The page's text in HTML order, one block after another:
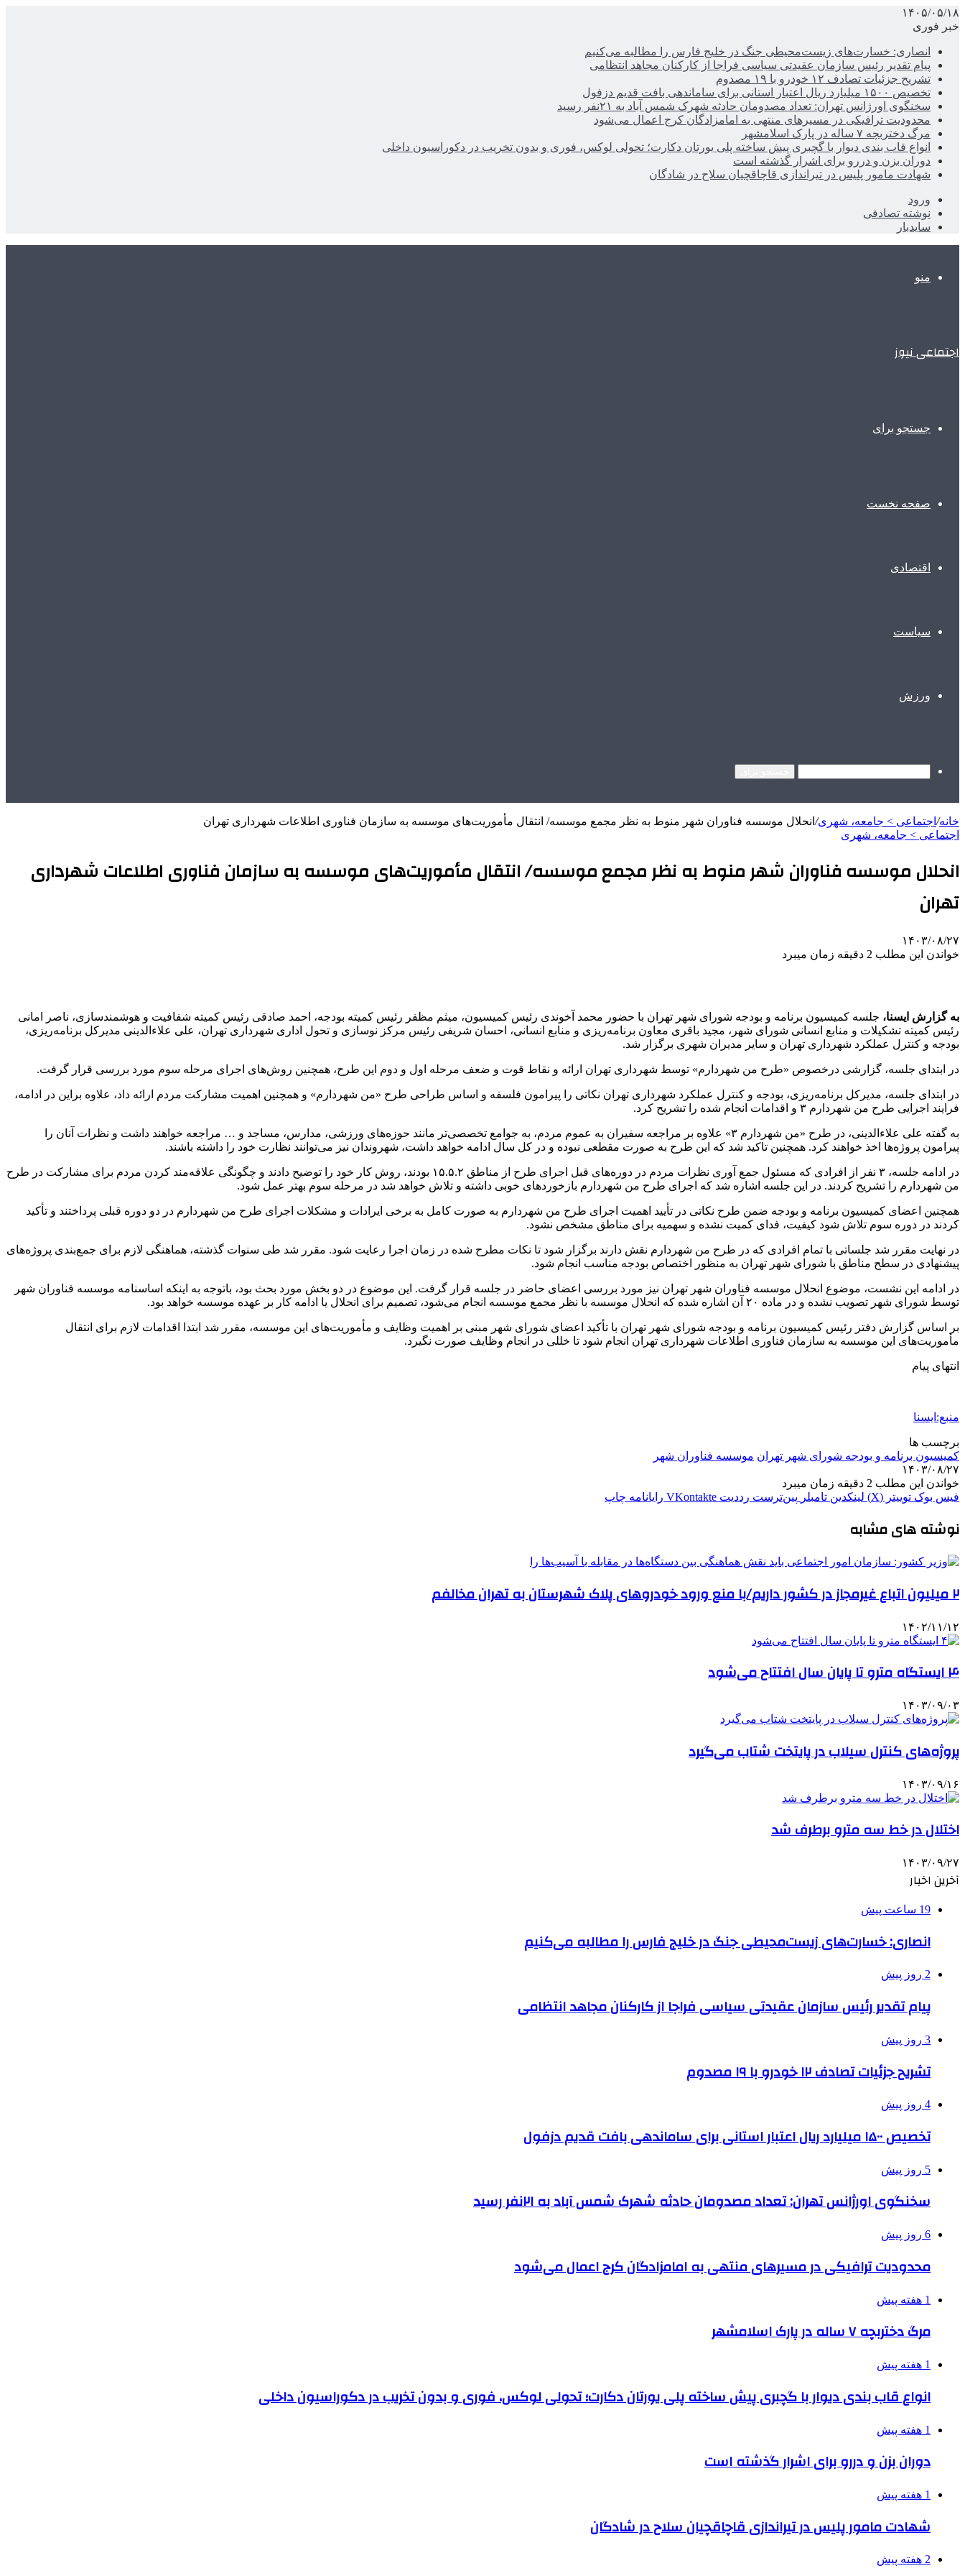
۱۴۰۵/۰۵/۱۸
خبر فوری
انصاری: خسارت‌های زیست‌محیطی جنگ در خلیج فارس را مطالبه‌ می‌کنیم
پیام تقدیر رئیس سازمان عقیدتی سیاسی فراجا از کارکنان مجاهد انتظامی
تشریح جزئیات تصادف ۱۲ خودرو با ۱۹ مصدوم
تخصیص ۱۵۰۰ میلیارد ریال اعتبار استانی برای ساماندهی بافت قدیم دزفول
سخنگوی اورژانس تهران: تعداد مصدومان حادثه شهرک شمس آباد به ۲۱نفر رسید
محدودیت ترافیکی در مسیرهای منتهی به امامزادگان کرج اعمال می‌شود
مرگ دختربچه ۷ ساله در پارک اسلامشهر
انواع قاب بندی دیوار با گچبری پیش ساخته پلی یورتان دکارت؛ تحولی لوکس، فوری و بدون تخریب در دکوراسیون داخلی
دوران بزن و دررو برای اشرار گذشته است
شهادت مامور پلیس در تیراندازی قاچاقچیان سلاح در شادگان
ورود
نوشته تصادفی
سایدبار
منو
اجتماعی نیوز
جستجو برای
صفحه نخست
اقتصادی
سیاست
ورزش
خانه/ اجتماعی > جامعه، شهری/ انحلال موسسه فناوران شهر منوط به نظر مجمع موسسه/ انتقال مأموریت‌های موسسه به سازمان فناوری اطلاعات شهرداری تهران
اجتماعی > جامعه، شهری
انحلال موسسه فناوران شهر منوط به نظر مجمع موسسه/ انتقال مأموریت‌های موسسه به سازمان فناوری اطلاعات شهرداری
تهران
۱۴۰۳/۰۸/۲۷
خواندن این مطلب 2 دقیقه زمان میبرد
به گزارش ایسنا، جلسه کمیسیون برنامه‌ و بودجه شورای شهر تهران با حضور محمد آخوندی رئیس کمیسیون، میثم مظفر رئیس کمیته بودجه، احمد صادقی رئیس کمیته شفافیت و هوشمندسازی، ناصر امانی
رئیس کمیته تشکیلات و منابع انسانی شورای شهر، مجید باقری معاون برنامه‌ریزی و منابع انسانی، احسان شریفی رئیس مرکز نوسازی و تحول اداری شهرداری تهران، علی علاءالدینی مدیرکل برنامه‌ریزی،
بودجه و کنترل عملکرد شهرداری تهران و سایر مدیران شهری برگزار شد.
در ابتدای جلسه، گزارشی درخصوص «طرح من شهردارم» توسط شهرداری تهران ارائه و نقاط قوت و ضعف مرحله اول و دوم این طرح، همچنین روش‌های اجرای مرحله سوم مورد بررسی قرار گرفت.
در ابتدای جلسه، مدیرکل برنامه‌ریزی، بودجه و کنترل عملکرد شهرداری تهران نکاتی را پیرامون فلسفه و اساس طراحی طرح «من شهردارم» و همچنین اهمیت مشارکت مردم ارائه داد، علاوه براین در ادامه،
فرایند اجرایی طرح من شهردارم ۳ و اقدامات انجام شده را تشریح کرد.
به گفته علی علاءالدینی، در طرح «من شهردارم ۳» علاوه بر مراجعه سفیران به عموم مردم، به جوامع تخصصی‌تر مانند حوزه‌های ورزشی، مدارس، مساجد و … مراجعه خواهند داشت و نظرات آنان را
پیرامون پروژه‌ها اخذ خواهند کرد. همچنین تاکید شد که این طرح به صورت مقطعی نبوده و در کل سال ادامه خواهد داشت، شهروندان نیز می‌توانند نظارت خود را داشته باشند.
در ادامه جلسه، ۳ نفر از افرادی که مسئول جمع آوری نظرات مردم در دوره‌های قبل اجرای طرح از مناطق ۱۵.۵.۲ بودند، روش کار خود را توضیح دادند و چگونگی علاقه‌مند کردن مردم برای مشارکت در طرح
من شهردارم را تشریح کردند. در این جلسه اشاره شد که اجرای طرح من شهردارم بازخوردهای خوبی داشته و تلاش خواهد شد در مرحله سوم بهتر عمل شود.
همچنین اعضای کمیسیون برنامه و بودجه ضمن طرح نکاتی در تأیید اهمیت اجرای طرح من شهردارم به صورت کامل به برخی ایرادات و مشکلات اجرای طرح من شهردارم در دو دوره قبلی پرداختند و تأکید
کردند در دوره سوم تلاش شود کیفیت، فدای کمیت نشده و سهمیه برای مناطق مشخص نشود.
در نهایت مقرر شد جلساتی با تمام افرادی که در طرح من شهردارم نقش دارند برگزار شود تا نکات مطرح شده در زمان اجرا رعایت شود. مقرر شد طی سنوات گذشته، هماهنگی لازم برای جمع‌بندی ‌پروژه‌های
پیشنهادی در سطح مناطق با شورای شهر تهران به منظور اختصاص بودجه مناسب انجام شود.
در ادامه این نشست، موضوع انحلال موسسه فناوران شهر تهران نیز مورد بررسی اعضای حاضر در جلسه قرار گرفت. این موضوع در دو بخش مورد بحث بود، باتوجه به اینکه اساسنامه موسسه فناوران شهر
توسط شورای شهر تصویب نشده و در ماده ۲۰ آن اشاره شده که انحلال موسسه با نظر مجمع موسسه انجام می‌شود، تصمیم برای انحلال یا ادامه کار بر عهده موسسه خواهد بود.
بر اساس گزارش دفتر رئیس کمیسیون برنامه‌ و بودجه شورای شهر تهران با تأکید اعضای شورای شهر مبنی بر اهمیت وظایف و مأموریت‌های این موسسه، مقرر شد ابتدا اقدامات لازم برای انتقال
مأموریت‌های این موسسه به سازمان فناوری اطلاعات شهرداری تهران انجام شود تا خللی در انجام وظایف صورت نگیرد.
انتهای پیام
منبع:ایسنا
برچسب ها
کمیسیون برنامه و بودجه شورای شهر تهران موسسه فناوران شهر
۱۴۰۳/۰۸/۲۷
خواندن این مطلب 2 دقیقه زمان میبرد
فیس بوک توییتر (X) لینکدین ‫تامبلر ‫پین‌ترست ‫رددیت ‫VKontakte رایانامه چاپ
نوشته های مشابه
۲ میلیون اتباع غیرمجاز در کشور داریم/با منع ورود خودروهای پلاک شهرستان به تهران مخالفم
۱۴۰۲/۱۱/۱۲
۴ ایستگاه مترو تا پایان سال افتتاح می‌شود
۱۴۰۳/۰۹/۰۳
پروژه‌های کنترل سیلاب در پایتخت شتاب می‌گیرد
۱۴۰۳/۰۹/۱۶
اختلال در خط سه مترو برطرف شد
۱۴۰۳/۰۹/۲۷
آخرین اخبار
19 ساعت پیش
انصاری: خسارت‌های زیست‌محیطی جنگ در خلیج فارس را مطالبه‌ می‌کنیم
2 روز پیش
پیام تقدیر رئیس سازمان عقیدتی سیاسی فراجا از کارکنان مجاهد انتظامی
3 روز پیش
تشریح جزئیات تصادف ۱۲ خودرو با ۱۹ مصدوم
4 روز پیش
تخصیص ۱۵۰۰ میلیارد ریال اعتبار استانی برای ساماندهی بافت قدیم دزفول
5 روز پیش
سخنگوی اورژانس تهران: تعداد مصدومان حادثه شهرک شمس آباد به ۲۱نفر رسید
6 روز پیش
محدودیت ترافیکی در مسیرهای منتهی به امامزادگان کرج اعمال می‌شود
1 هفته پیش
مرگ دختربچه ۷ ساله در پارک اسلامشهر
1 هفته پیش
انواع قاب بندی دیوار با گچبری پیش ساخته پلی یورتان دکارت؛ تحولی لوکس، فوری و بدون تخریب در دکوراسیون داخلی
1 هفته پیش
دوران بزن و دررو برای اشرار گذشته است
1 هفته پیش
شهادت مامور پلیس در تیراندازی قاچاقچیان سلاح در شادگان
2 هفته پیش